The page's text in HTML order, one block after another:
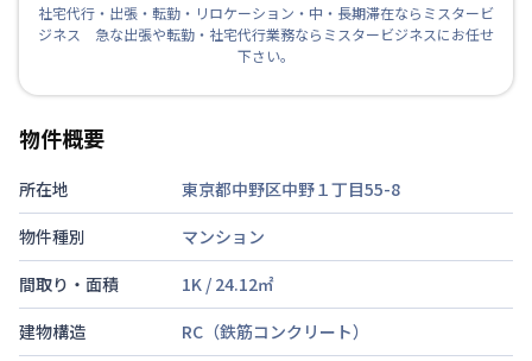
社宅代行・出張・転勤・リロケーション・中・長期滞在ならミスタービ
ジネス 急な出張や転勤・社宅代行業務ならミスタービジネスにお任せ
下さい。
物件概要
所在地
東京都中野区中野１丁目55-8
物件種別
マンション
間取り・面積
1K / 24.12㎡
建物構造
RC（鉄筋コンクリート）